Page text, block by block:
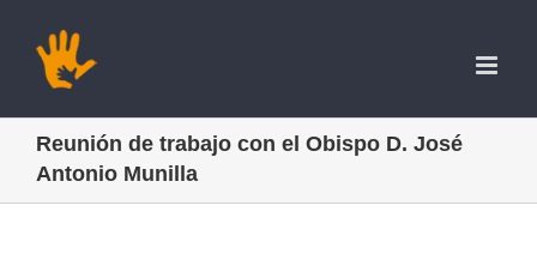
contenido
Reunión de trabajo con el Obispo D. José
Antonio Munilla